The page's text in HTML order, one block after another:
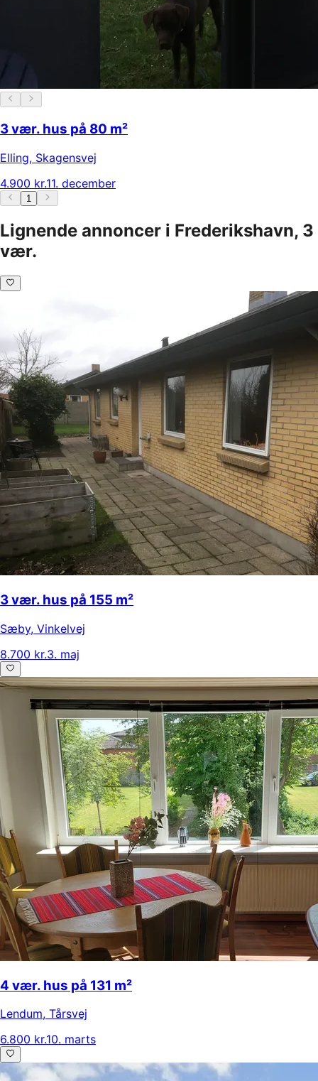
3 vær. hus på 80 m²
Elling, Skagensvej
4.900 kr.11. december
1
Lignende annoncer i Frederikshavn, 3
vær.
3 vær. hus på 155 m²
Sæby, Vinkelvej
8.700 kr.3. maj
4 vær. hus på 131 m²
Lendum, Tårsvej
6.800 kr.10. marts